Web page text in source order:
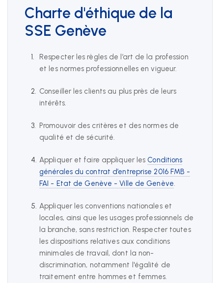
Charte d'éthique de la
SSE Genève
Respecter les règles de l’art de la profession
et les normes professionnelles en vigueur.
Conseiller les clients au plus près de leurs
intérêts.
Promouvoir des critères et des normes de
qualité et de sécurité.
Appliquer et faire appliquer les Conditions
générales du contrat d’entreprise 2016 FMB -
FAI - Etat de Genève - Ville de Genève.
Appliquer les conventions nationales et
locales, ainsi que les usages professionnels de
la branche, sans restriction. Respecter toutes
les dispositions relatives aux conditions
minimales de travail, dont la non-
discrimination, notamment l'égalité de
traitement entre hommes et femmes.